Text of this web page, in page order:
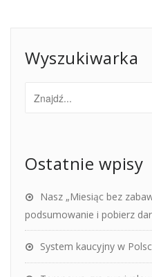
Wyszukiwarka
Ostatnie wpisy
Nasz „Miesiąc bez
podsumowanie i pobierz
System kaucyjny w